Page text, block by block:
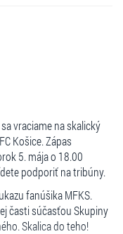
vraciame na skalický
Košice. Zápas
5. mája o 18.00
podporiť na tribúny.
fanúšika MFKS.
časti súčasťou Skupiny
Skalica do teho!